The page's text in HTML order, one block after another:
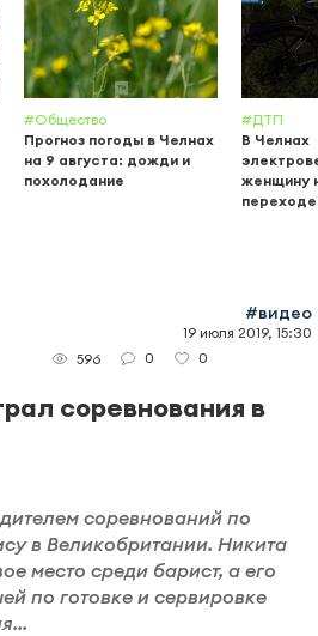
#Общество
Прогноз погоды в Челнах
на 9 августа: дожди и
похолодание
#ДТП
В Челнах
женщину
переходе
#видео
19 июля 2019, 15:30
596
0 0
соревнования в
соревнований по
в Великобритании. Никита
место среди барист, а его
по готовке и сервировке